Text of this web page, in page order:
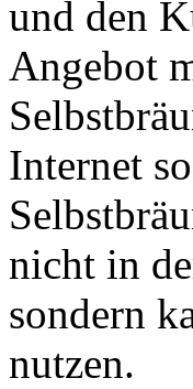
und den
Angebot
Internet
nicht in
sondern
nutzen.